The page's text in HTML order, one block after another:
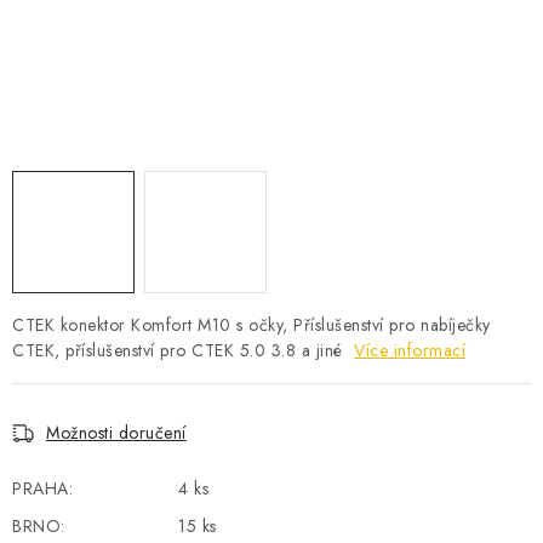
STARTOVACÍ ZDROJE
TESTERY BATERIÍ
BATERIE PRO VYSAVAČE
CTEK konektor Komfort M10 s očky, Příslušenství pro nabíječky
CTEK, příslušenství pro CTEK 5.0 3.8 a jiné Více informací
Možnosti doručení
PRAHA:
4 ks
BRNO:
15 ks